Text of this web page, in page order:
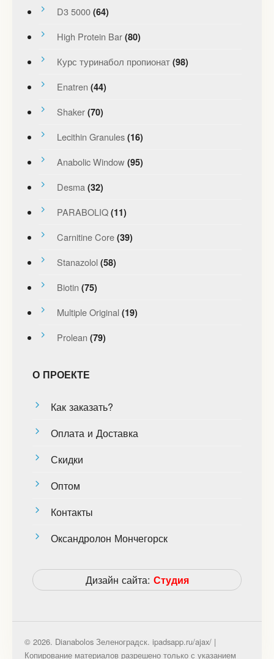
D3 5000 (64)
High Protein Bar (80)
Курс туринабол пропионат (98)
Enatren (44)
Shaker (70)
Lecithin Granules (16)
Anabolic Window (95)
Desma (32)
PARABOLIQ (11)
Carnitine Core (39)
Stanazolol (58)
Biotin (75)
Multiple Original (19)
Prolean (79)
О ПРОЕКТЕ
Как заказать?
Оплата и Доставка
Скидки
Оптом
Контакты
Оксандролон Мончегорск
Дизайн сайта: Студия
© 2026. Dianabolos Зеленоградск. ipadsapp.ru/ajax/ |
Копирование материалов разрешено только с указанием